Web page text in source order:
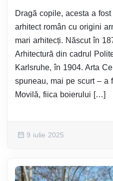
Dragă copile, acesta a
arhitect român cu origini
mari arhitecți. Născut în
Arhitectură din cadrul
Karlsruhe, în 1904. Arta
spuneau, mai pe scurt – a
Movilă, fiica boierului […]
9 iulie 2025